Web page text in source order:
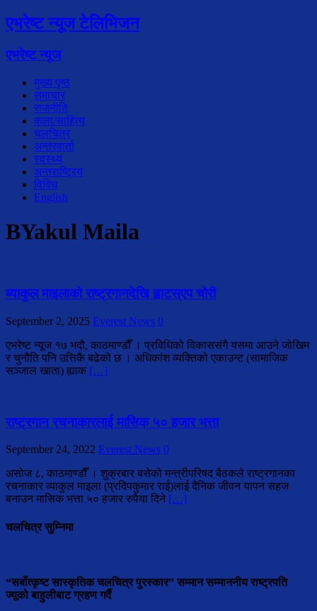
एभरेष्ट न्यूज टेलिभिजन
एभरेष्ट न्यूज
मुख्य पृष्ठ
समाचार
राजनीति
कला/साहित्य
चलचित्र
अन्तरवार्ता
स्वस्थ्य
अन्तराष्ट्रिय
विविध
English
BYakul Maila
ब्याकुल माइलाको राष्ट्रगानदेखि ह्वाटस्एप चोरी
September 2, 2025 Everest News 0
एभरेष्ट न्यूज १७ भदौ, काठमाण्डौँ । प्रविधिको विकाससंगै यसमा आउने जोखिम
र चुनौति पनि उत्तिकै बढेको छ । अधिकांश व्यक्तिको एकाउन्ट (सामाजिक
सञ्जाल खाता) ह्याक […]
राष्ट्रगान रचनाकारलाई मासिक ५० हजार भत्ता
September 24, 2022 Everest News 0
असोज ८, काठमाण्डौँ । शुक्रबार बसेको मन्त्रीपरिषद बैठकले राष्ट्रगानका
रचनाकार व्याकुल माइला (प्रदिपकुमार राई)लाई दैनिक जीवन यापन सहज
बनाउन मासिक भत्ता ५० हजार रुपैया दिने […]
चलचित्र सुम्निमा
“सर्बोत्कृष्ट सास्कृतिक चलचित्र पुरस्कार” सम्मान सम्माननीय राष्ट्रपति
ज्यूको बाहुलीबाट ग्रहण गर्दै